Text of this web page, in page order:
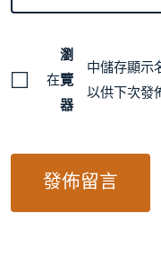
在
瀏
覽
器
中儲存顯示
以供下次發